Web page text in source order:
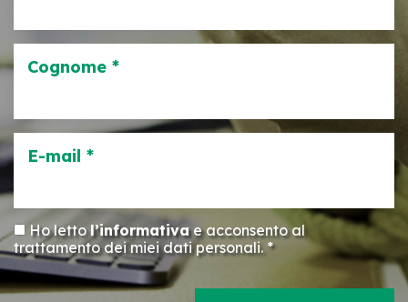
Cognome *
E-mail *
Ho lettol’informativae acconsento al
trattamento dei miei dati personali. *